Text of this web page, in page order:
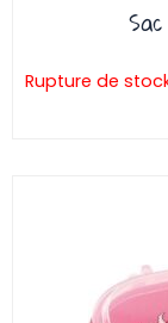
Rupture de